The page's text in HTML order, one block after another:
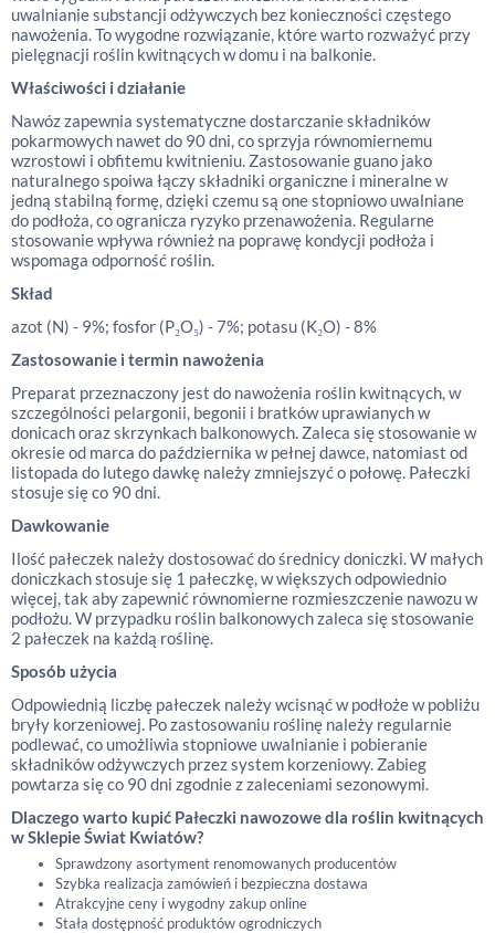
uwalnianie substancji odżywczych bez konieczności częstego
nawożenia. To wygodne rozwiązanie, które warto rozważyć przy
pielęgnacji roślin kwitnących w domu i na balkonie.
Właściwości i działanie
Nawóz zapewnia systematyczne dostarczanie składników
pokarmowych nawet do 90 dni, co sprzyja równomiernemu
wzrostowi i obfitemu kwitnieniu. Zastosowanie guano jako
naturalnego spoiwa łączy składniki organiczne i mineralne w
jedną stabilną formę, dzięki czemu są one stopniowo uwalniane
do podłoża, co ogranicza ryzyko przenawożenia. Regularne
stosowanie wpływa również na poprawę kondycji podłoża i
wspomaga odporność roślin.
Skład
azot (N) - 9%; fosfor (P₂O₅) - 7%; potasu (K₂O) - 8%
Zastosowanie i termin nawożenia
Preparat przeznaczony jest do nawożenia roślin kwitnących, w
szczególności pelargonii, begonii i bratków uprawianych w
donicach oraz skrzynkach balkonowych. Zaleca się stosowanie w
okresie od marca do października w pełnej dawce, natomiast od
listopada do lutego dawkę należy zmniejszyć o połowę. Pałeczki
stosuje się co 90 dni.
Dawkowanie
Ilość pałeczek należy dostosować do średnicy doniczki. W małych
doniczkach stosuje się 1 pałeczkę, w większych odpowiednio
więcej, tak aby zapewnić równomierne rozmieszczenie nawozu w
podłożu. W przypadku roślin balkonowych zaleca się stosowanie
2 pałeczek na każdą roślinę.
Sposób użycia
Odpowiednią liczbę pałeczek należy wcisnąć w podłoże w pobliżu
bryły korzeniowej. Po zastosowaniu roślinę należy regularnie
podlewać, co umożliwia stopniowe uwalnianie i pobieranie
składników odżywczych przez system korzeniowy. Zabieg
powtarza się co 90 dni zgodnie z zaleceniami sezonowymi.
Dlaczego warto kupić Pałeczki nawozowe dla roślin kwitnących
w Sklepie Świat Kwiatów?
Sprawdzony asortyment renomowanych producentów
Szybka realizacja zamówień i bezpieczna dostawa
Atrakcyjne ceny i wygodny zakup online
Stała dostępność produktów ogrodniczych